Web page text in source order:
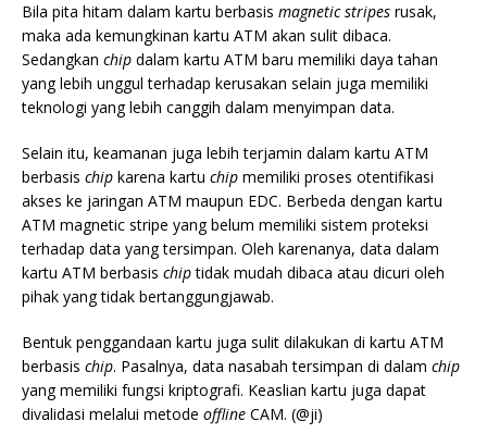
Bila pita hitam dalam kartu berbasis magnetic stripes rusak,
maka ada kemungkinan kartu ATM akan sulit dibaca.
Sedangkan chip dalam kartu ATM baru memiliki daya tahan
yang lebih unggul terhadap kerusakan selain juga memiliki
teknologi yang lebih canggih dalam menyimpan data.
Selain itu, keamanan juga lebih terjamin dalam kartu ATM
berbasis chip karena kartu chip memiliki proses otentifikasi
akses ke jaringan ATM maupun EDC. Berbeda dengan kartu
ATM magnetic stripe yang belum memiliki sistem proteksi
terhadap data yang tersimpan. Oleh karenanya, data dalam
kartu ATM berbasis chiptidak mudah dibaca atau dicuri oleh
pihak yang tidak bertanggungjawab.
Bentuk penggandaan kartu juga sulit dilakukan di kartu ATM
berbasis chip. Pasalnya, data nasabah tersimpan di dalam chip
yang memiliki fungsi kriptografi. Keaslian kartu juga dapat
divalidasi melalui metode offline CAM. (@ji)